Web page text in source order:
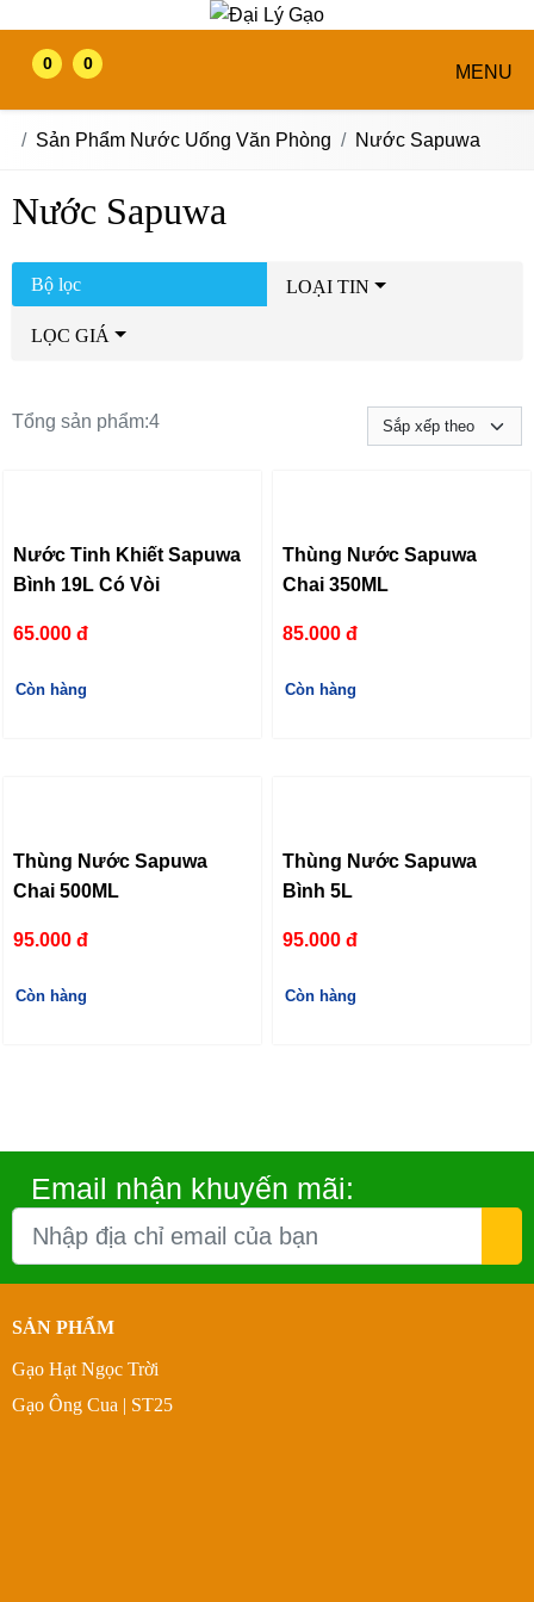
0 0 MENU
Sản Phẩm Nước Uống Văn Phòng Nước Sapuwa
Nước Sapuwa
Bộ lọc LOẠI TIN
LỌC GIÁ
Tổng sản phẩm:4
Nước Tinh Khiết Sapuwa
Bình 19L Có Vòi
65.000 đ
Còn hàng
Thùng Nước Sapuwa
Chai 350ML
85.000 đ
Còn hàng
Thùng Nước Sapuwa
Chai 500ML
95.000 đ
Còn hàng
Thùng Nước Sapuwa
Bình 5L
95.000 đ
Còn hàng
Email nhận khuyến mãi:
SẢN PHẨM
Gạo Hạt Ngọc Trời
Gạo Ông Cua | ST25